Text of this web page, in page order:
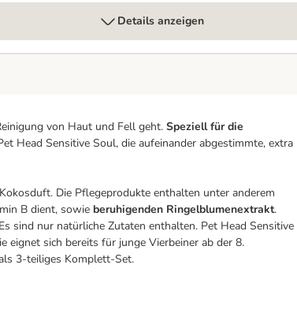
Details anzeigen
von Haut und Fell geht. Speziell für die
Head Sensitive Soul, die aufeinander abgestimmte, extra
Die Pflegeprodukte enthalten unter anderem
B dient, sowie beruhigenden Ringelblumenextrakt.
sind nur natürliche Zutaten enthalten. Pet Head Sensitive
eignet sich bereits für junge Vierbeiner ab der 8.
3-teiliges Komplett-Set.